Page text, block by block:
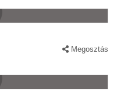
Megosztás